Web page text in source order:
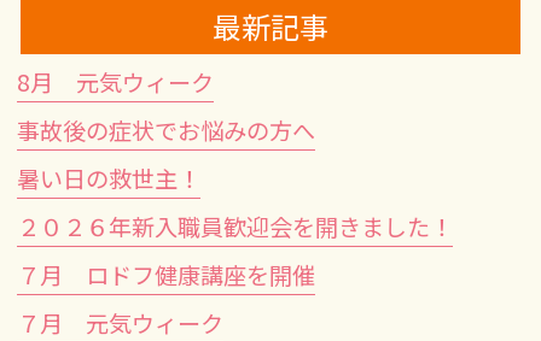
最新記事
8月 元気ウィーク
事故後の症状でお悩みの方へ
暑い日の救世主！
２０２６年新入職員歓迎会を開きました！
７月 ロドフ健康講座を開催
７月 元気ウィーク